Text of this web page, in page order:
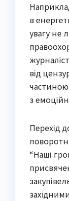
в
увагу не
від
з
Перехід
“Наші